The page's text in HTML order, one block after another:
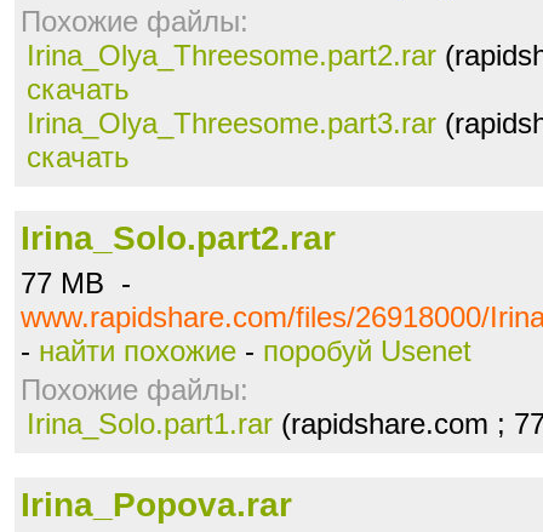
Похожие файлы:
Irina_Olya_Threesome.part2.rar
скачать
Irina_Olya_Threesome.part3.rar
скачать
Irina_Solo.part2.rar
77 MB -
www.rapidshare.com/files/26918000/
- найти похожие - поробуй Usenet
Похожие файлы:
Irina_Solo.part1.rar (rapidshare.com ;
Irina_Popova.rar